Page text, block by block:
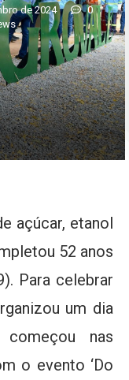
de 2024
0
açúcar, etanol
52 anos
Para celebrar
um dia
nas
o evento ‘Do